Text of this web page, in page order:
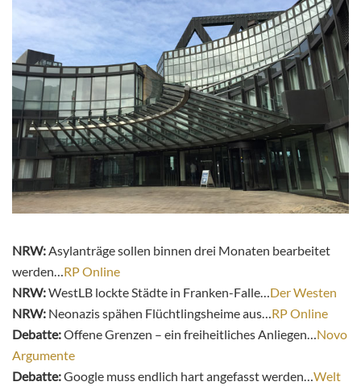
NRW: Asylanträge sollen binnen drei Monaten bearbeitet
werden… RP Online
NRW:WestLB lockte Städte in Franken-Falle… Der Westen
NRW: Neonazis spähen Flüchtlingsheime aus… RP Online
Debatte:Offene Grenzen – ein freiheitliches Anliegen… Novo
Argumente
Debatte:Google muss endlich hart angefasst werden… Welt